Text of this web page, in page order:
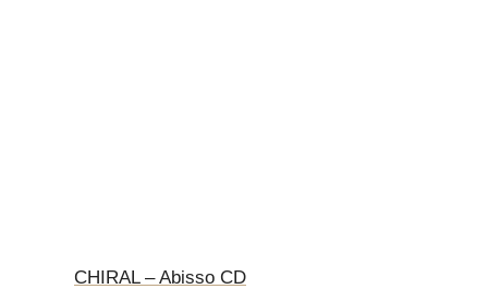
CHIRAL – Abisso CD